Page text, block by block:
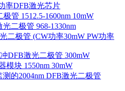
率DFB激光芯片
管 1512.5-1600nm 10mW
光二极管 968-1330nm
二极管 (CW功率30mW PW功率
DFB激光二极管 300mW
模块 1550nm 30mW
测的2004nm DFB激光二极管